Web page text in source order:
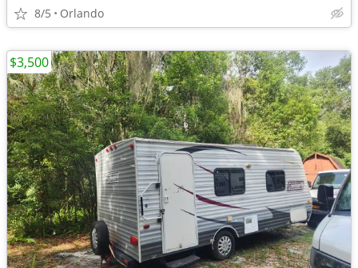
8/5 Orlando
$3,500